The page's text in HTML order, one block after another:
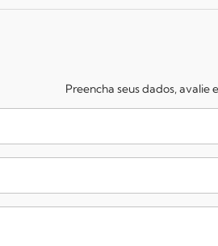
Preencha seus dados, avalie